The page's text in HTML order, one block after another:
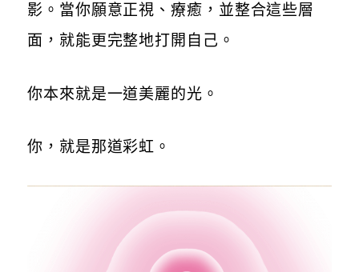
影。當你願意正視、療癒，並整合這些層
面，就能更完整地打開自己。
你本來就是一道美麗的光。
你，就是那道彩虹。